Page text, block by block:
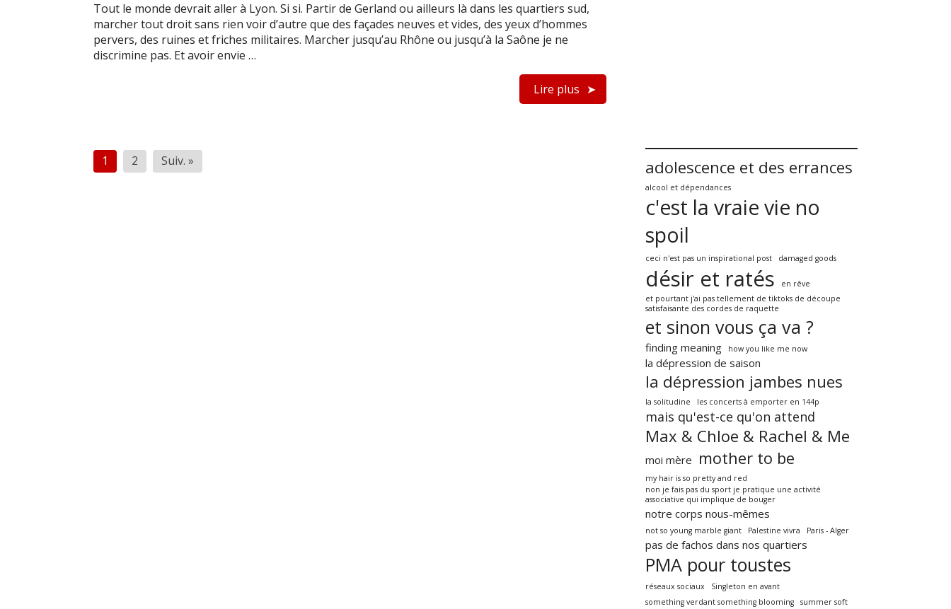
Tout le monde devrait aller à Lyon. Si si. Partir de Gerland ou ailleurs là dans les quartiers sud,
marcher tout droit sans rien voir d’autre que des façades neuves et vides, des yeux d’hommes
pervers, des ruines et friches militaires. Marcher jusqu’au Rhône ou jusqu’à la Saône je ne
discrimine pas. Et avoir envie …
Lire plus
Pagination
des
1 2 Suiv. » adolescence et des errances
alcool et dépendances
c'est la vraie vie no
spoil
ceci n'est pas un inspirational post damaged goods
désir et ratés
en rêve
et pourtant j'ai pas tellement de tiktoks de découpe
satisfaisante des cordes de raquette
et sinon vous ça va ?
finding meaning how you like me now
la dépression de saison
la dépression jambes nues
la solitudine les concerts à emporter en 144p
mais qu'est-ce qu'on attend
Max & Chloe & Rachel & Me
moi mère mother to be
my hair is so pretty and red
non je fais pas du sport je pratique une activité
associative qui implique de bouger
notre corps nous-mêmes
not so young marble giant Palestine vivra Paris - Alger
pas de fachos dans nos quartiers
PMA pour toustes
réseaux sociaux
Singleton en avant
something verdant something blooming
summer soft